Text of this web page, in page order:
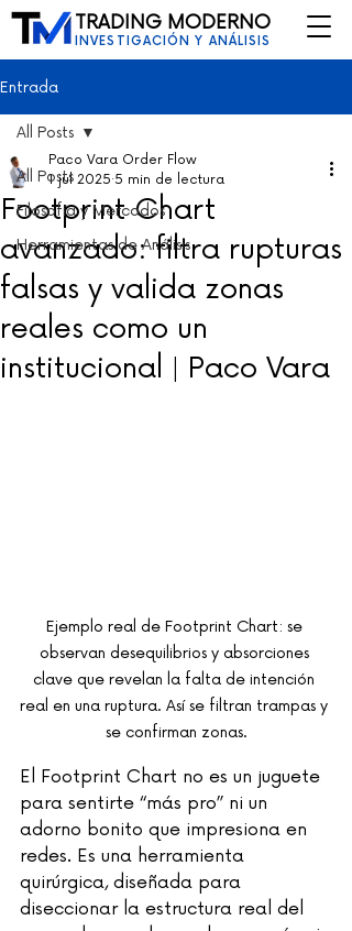
TRADING MODERNO
INVESTIGACIÓN Y ANÁLISIS
Entrada
All Posts
Filosofía y Mercados
Herramientas de Análisis
All Posts
Footprint Chart
avanzado: filtra rupturas
falsas y valida zonas
reales como un
institucional | Paco Vara
Paco Vara Order Flow
1 jul 2025 5 min de lectura
Ejemplo real de Footprint Chart: se
observan desequilibrios y absorciones
clave que revelan la falta de intención
real en una ruptura. Así se filtran trampas y
se confirman zonas.
El Footprint Chart no es un juguete
para sentirte “más pro” ni un
adorno bonito que impresiona en
redes. Es una herramienta
quirúrgica, diseñada para
diseccionar la estructura real del